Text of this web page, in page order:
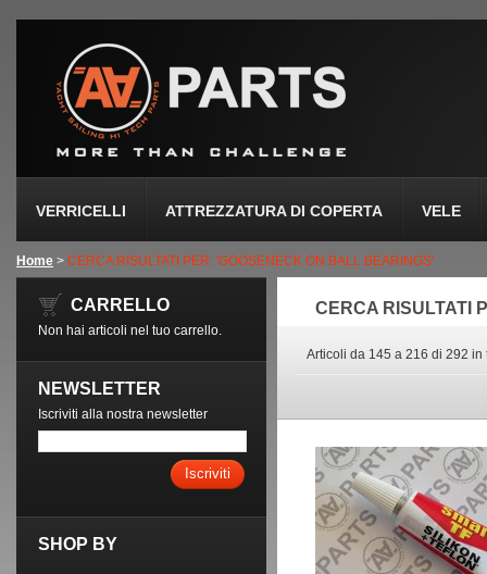
VERRICELLI ATTREZZATURA DI COPERTA VELE
Home > CERCA RISULTATI PER: 'GOOSENECK ON BALL BEARINGS'
CERCA RISULTATI
Articoli da 145 a 216 di 292 in
CARRELLO
Non hai articoli nel tuo carrello.
NEWSLETTER
Iscriviti alla nostra newsletter
Iscriviti
SHOP BY